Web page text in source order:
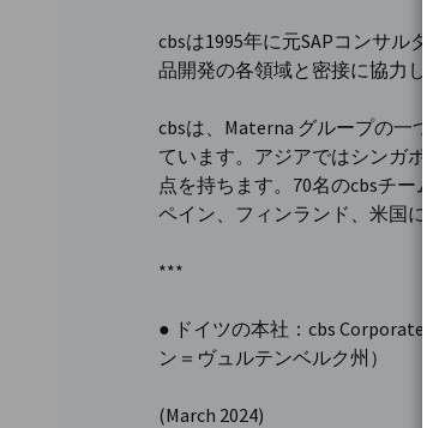
cbsは1995年に元SAPコンサル
品開発の各領域と密接に協力し
cbsは、Materna グループの一
ています。アジアではシンガポ
点を持ちます。70名のcbsチー
ペイン、フィンランド、米国に
***
● ドイツの本社：cbs Corporate
ン＝ヴュルテンベルク州）
(March 2024)